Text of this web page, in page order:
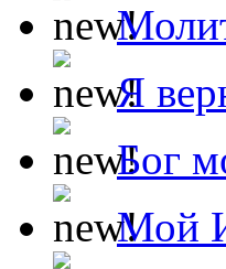
Я
Бог
Мой